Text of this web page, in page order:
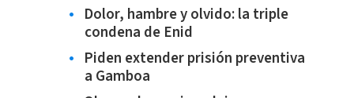
Dolor, hambre y olvido: la triple
condena de Enid
Piden extender prisión preventiva
a Gamboa